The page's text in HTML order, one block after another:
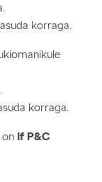
korraga.
korraga.
If P&C